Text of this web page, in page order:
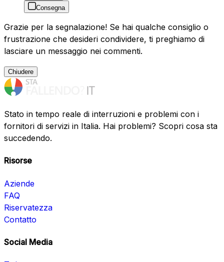
Consegna
Grazie per la segnalazione! Se hai qualche consiglio o
frustrazione che desideri condividere, ti preghiamo di
lasciare un messaggio nei commenti.
Chiudere
Stato in tempo reale di interruzioni e problemi con i
fornitori di servizi in Italia. Hai problemi? Scopri cosa sta
succedendo.
Risorse
Aziende
FAQ
Riservatezza
Contatto
Social Media